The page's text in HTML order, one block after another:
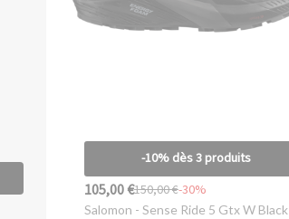
-10% dès 3 produits
105,00 €150,00 €-30%
Salomon - Sense Ride 5 Gtx W Black